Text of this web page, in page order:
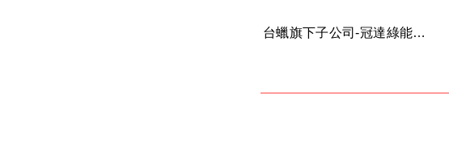
台蠟旗下子公司-冠達綠能事業有限公司投資桃園觀音屋頂型冠達觀音電廠